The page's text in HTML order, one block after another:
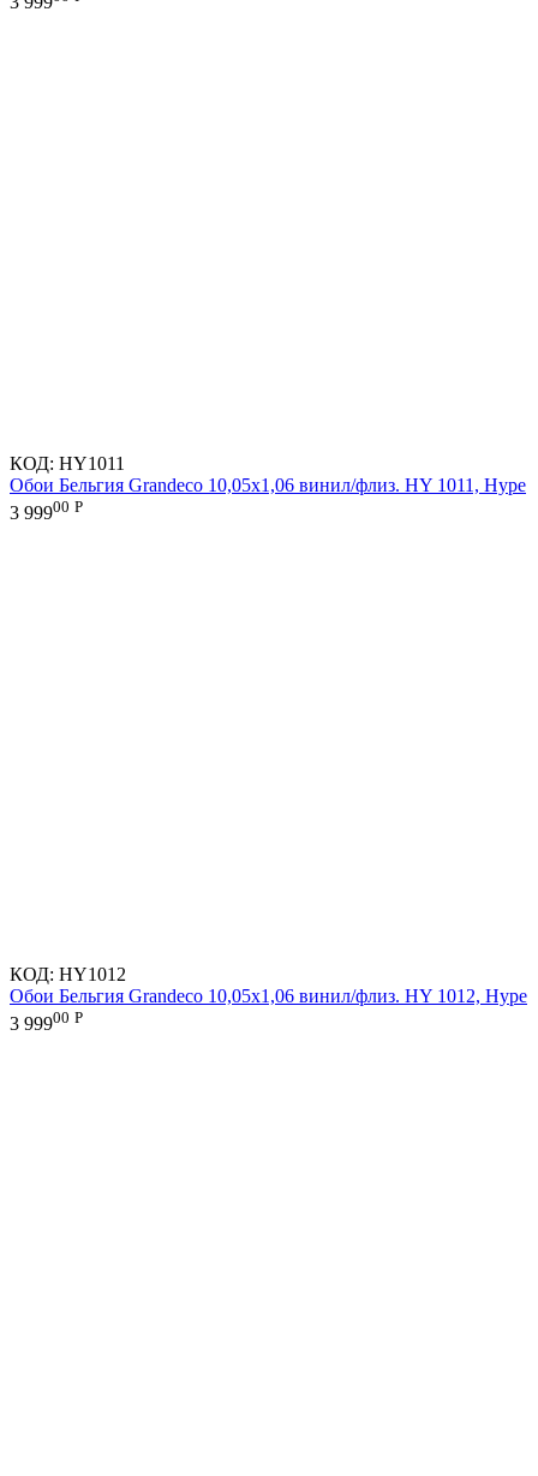
КОД: HY1011
Обои Бельгия Grandeco 10,05х1,06 винил/флиз. HY 1011, Hype
3 99900 Р
КОД: HY1012
Обои Бельгия Grandeco 10,05х1,06 винил/флиз. HY 1012, Hype
3 99900 Р